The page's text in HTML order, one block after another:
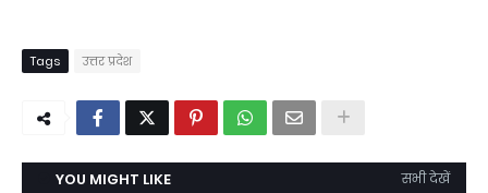
Tags उत्तर प्रदेश
YOU MIGHT LIKE सभी देखें